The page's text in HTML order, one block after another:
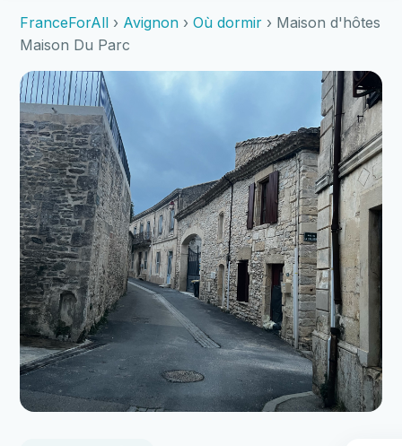
FranceForAll › Avignon › Où dormir › Maison d'hôtes
Maison Du Parc